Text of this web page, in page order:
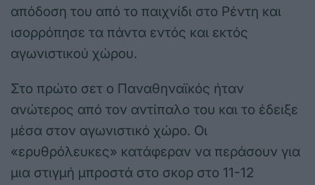
απόδοση του από το παιχνίδι στο Ρέντη και
ισορρόπησε τα πάντα εντός και εκτός
αγωνιστικού χώρου.
Στο πρώτο σετ ο Παναθηναϊκός ήταν
ανώτερος από τον αντίπαλο του και το έδειξε
μέσα στον αγωνιστικό χώρο. Οι
«ερυθρόλευκες» κατάφεραν να περάσουν για
μια στιγμή μπροστά στο σκορ στο 11-12